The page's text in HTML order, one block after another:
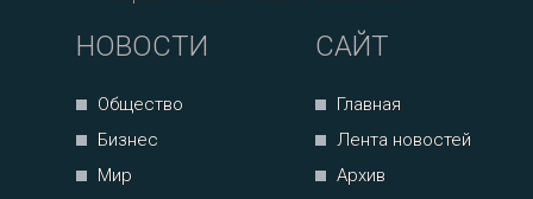
НОВОСТИ
Общество
Бизнес
Мир
САЙТ
Главная
Лента новостей
Архив